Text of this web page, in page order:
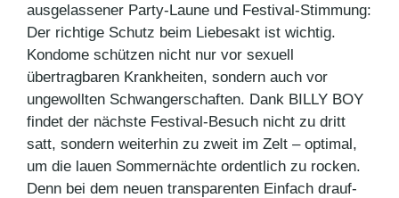
ausgelassener Party-Laune und Festival-Stimmung:
Der richtige Schutz beim Liebesakt ist wichtig.
Kondome schützen nicht nur vor sexuell
übertragbaren Krankheiten, sondern auch vor
ungewollten Schwangerschaften. Dank BILLY BOY
findet der nächste Festival-Besuch nicht zu dritt
satt, sondern weiterhin zu zweit im Zelt – optimal,
um die lauen Sommernächte ordentlich zu rocken.
Denn bei dem neuen transparenten Einfach drauf-